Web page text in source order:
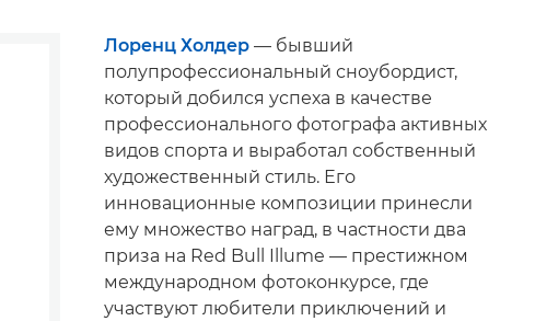
Лоренц Холдер — бывший
полупрофессиональный сноубордист,
который добился успеха в качестве
профессионального фотографа активных
видов спорта и выработал собственный
художественный стиль. Его
инновационные композиции принесли
ему множество наград, в частности два
приза на Red Bull Illume — престижном
международном фотоконкурсе, где
участвуют любители приключений и